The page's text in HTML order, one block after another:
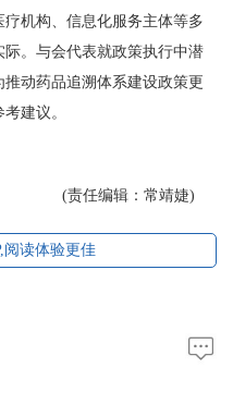
机构、信息化服务主体等多
。与会代表就政策执行中潜
动药品追溯体系建设政策更
建议。
(责任编辑：常靖婕)
阅读体验更佳